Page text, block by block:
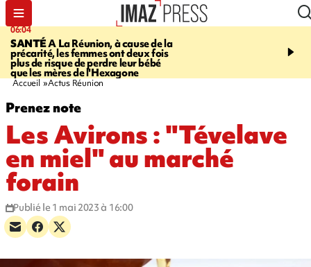
06:04
SANTÉA La Réunion, à cause de la
précarité, les femmes ont deux fois
plus de risque de perdre leur bébé
que les mères de l'Hexagone
07:23
route du Littoral
Accueil Actus Réunion
Prenez note
Les Avirons : "Tévelave
en miel" au marché
forain
Publié le 1 mai 2023 à 16:00